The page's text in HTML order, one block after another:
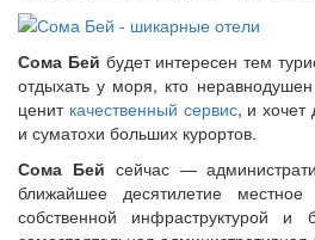
Сома Бей будет интересен тем
отдыхать у моря, кто
ценит качественный сервис, и хочет
и суматохи больших курортов.
Сома Бей сейчас —
ближайшее десятилетие местное
собственной инфраструктурой и